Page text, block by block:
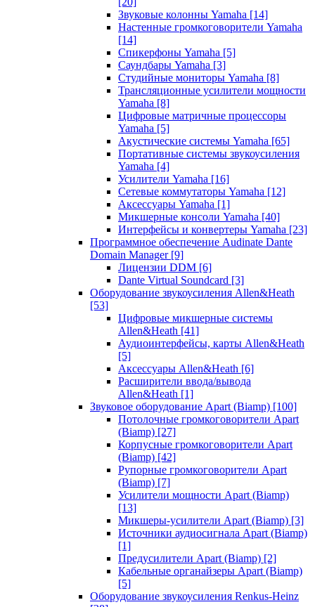
Звуковые колонны Yamaha [14]
Настенные громкоговорители Yamaha
[14]
Спикерфоны Yamaha [5]
Саундбары Yamaha [3]
Студийные мониторы Yamaha [8]
Трансляционные усилители мощности
Yamaha [8]
Цифровые матричные процессоры
Yamaha [5]
Акустические системы Yamaha [65]
Портативные системы звукоусиления
Yamaha [4]
Усилители Yamaha [16]
Сетевые коммутаторы Yamaha [12]
Аксессуары Yamaha [1]
Микшерные консоли Yamaha [40]
Интерфейсы и конвертеры Yamaha [23]
Программное обеспечение Audinate Dante
Domain Manager [9]
Лицензии DDM [6]
Dante Virtual Soundcard [3]
Оборудование звукоусиления Allen&Heath
[53]
Цифровые микшерные системы
Allen&Heath [41]
Аудиоинтерфейсы, карты Allen&Heath
[5]
Аксессуары Allen&Heath [6]
Расширители ввода/вывода
Allen&Heath [1]
Звуковое оборудование Apart (Biamp) [100]
Потолочные громкоговорители Apart
(Biamp) [27]
Корпусные громкоговорители Apart
(Biamp) [42]
Рупорные громкоговорители Apart
(Biamp) [7]
Усилители мощности Apart (Biamp)
[13]
Микшеры-усилители Apart (Biamp) [3]
Источники аудиосигнала Apart (Biamp)
[1]
Предусилители Apart (Biamp) [2]
Кабельные органайзеры Apart (Biamp)
[5]
Оборудование звукоусиления Renkus-Heinz